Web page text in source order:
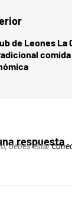
de Leones
respuesta
debes estar